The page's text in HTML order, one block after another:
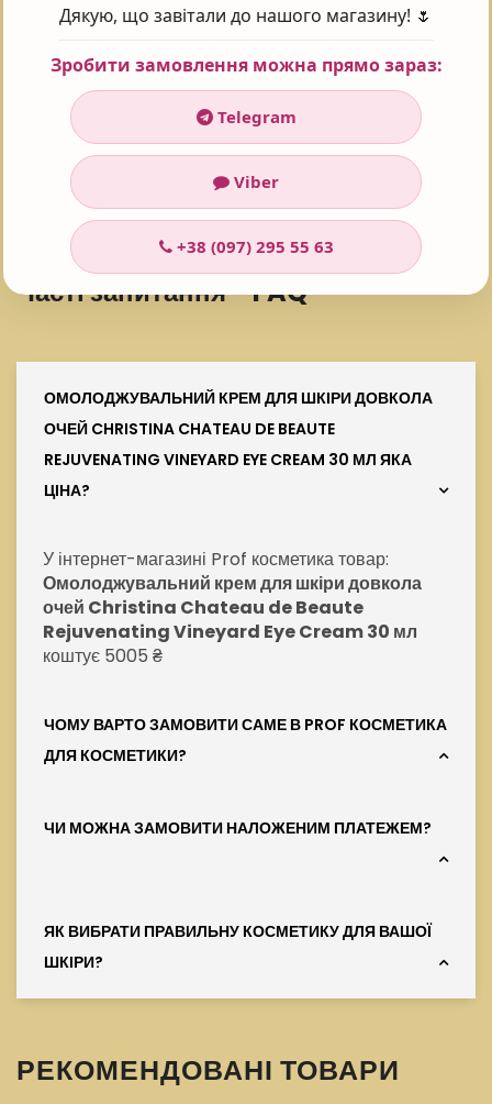
Поставте оцінку 😍
Проголосувало:
Часті запитання - FAQ
ОМОЛОДЖУВАЛЬНИЙ КРЕМ ДЛЯ ШКІРИ ДОВКОЛА
ОЧЕЙ CHRISTINA CHATEAU DE BEAUTE
REJUVENATING VINEYARD EYE CREAM 30 МЛ ЯКА
ЦІНА?
У інтернет-магазині Prof косметика товар:
Омолоджувальний крем для шкіри довкола
очей Christina Chateau de Beaute
Rejuvenating Vineyard Eye Cream 30 мл
коштує 5005 ₴
ЧОМУ ВАРТО ЗАМОВИТИ САМЕ В PROF КОСМЕТИКА
ДЛЯ КОСМЕТИКИ?
ЧИ МОЖНА ЗАМОВИТИ НАЛОЖЕНИМ ПЛАТЕЖЕМ?
ЯК ВИБРАТИ ПРАВИЛЬНУ КОСМЕТИКУ ДЛЯ ВАШОЇ
ШКІРИ?
РЕКОМЕНДОВАНІ ТОВАРИ
Дякую, що завітали до нашого магазину! 🌷
Зробити замовлення можна прямо зараз:
Telegram
Viber
+38 (097) 295 55 63